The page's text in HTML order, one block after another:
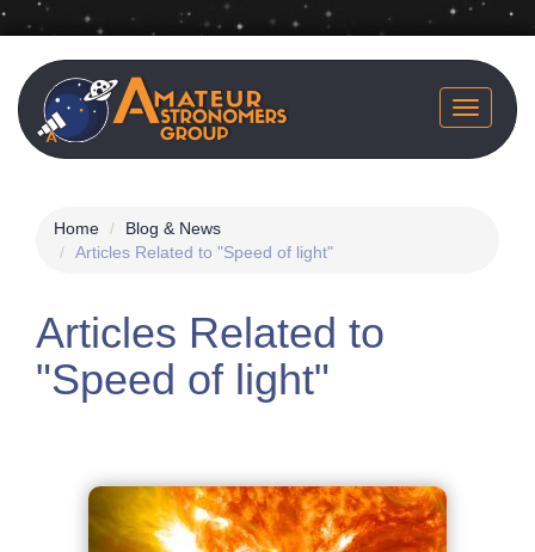
to
main
content
Toggle
Home
Blog & News
Articles Related to "Speed of light"
Articles Related to
"Speed of light"